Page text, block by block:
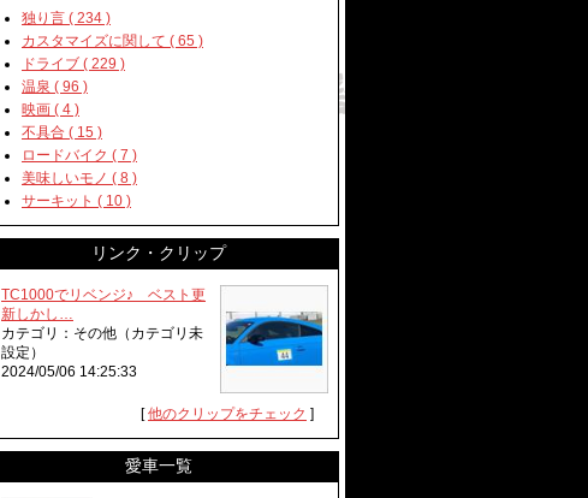
独り言 ( 234 )
カスタマイズに関して ( 65 )
ドライブ ( 229 )
温泉 ( 96 )
映画 ( 4 )
不具合 ( 15 )
ロードバイク ( 7 )
美味しいモノ ( 8 )
サーキット ( 10 )
リンク・クリップ
TC1000でリベンジ♪ ベスト更
新しかし…
カテゴリ：その他（カテゴリ未
設定）
2024/05/06 14:25:33
[他のクリップをチェック ]
愛車一覧